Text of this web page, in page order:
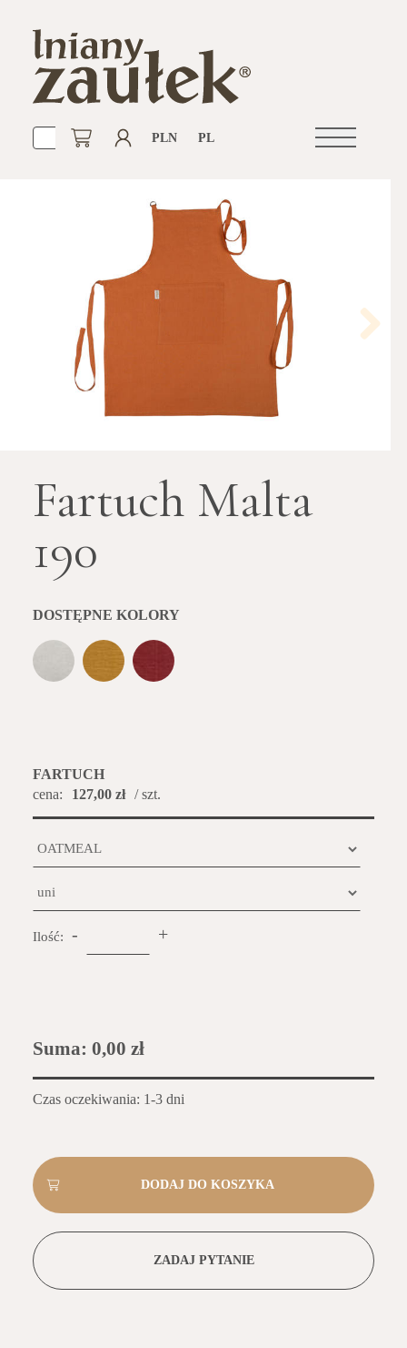
Otwórz
PLN PL
Fartuch Malta
190
DOSTĘPNE KOLORY
FARTUCH
cena:
127,00 zł / szt.
Ilość: - +
Suma: 0,00 zł
Czas oczekiwania: 1-3 dni
ZADAJ PYTANIE